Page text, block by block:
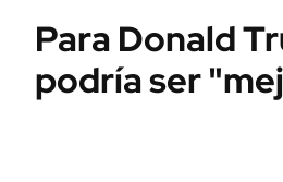
Campo
FINANZAS
Para Donald
podría ser